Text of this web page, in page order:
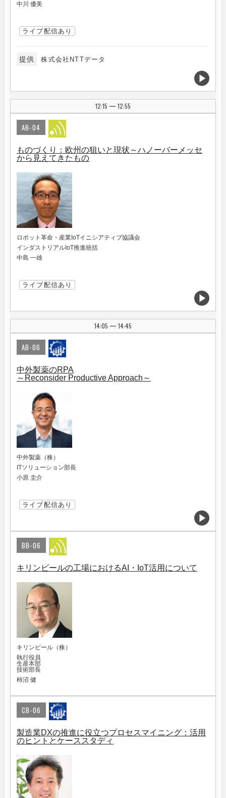
中川 優美
ライブ配信あり
提供 株式会社NTTデータ
12:15 | 12:55
AB-04
ものづくり：欧州の狙いと現状～ハノーバーメッセ
から見えてきたもの
ロボット革命・産業IoTイニシアティブ協議会
インダストリアルIoT推進統括
中島 一雄
ライブ配信あり
14:05 | 14:45
AB-06
中外製薬のRPA
～Reconsider Productive Approach～
中外製薬（株）
ITソリューション部長
小原 圭介
ライブ配信あり
BB-06
キリンビールの工場におけるAI・IoT活用について
キリンビール（株）
執行役員
生産本部
技術部長
柿沼 健
CB-06
製造業DXの推進に役立つプロセスマイニング：活用
のヒントとケーススタディ